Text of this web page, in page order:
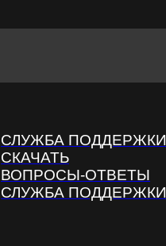
СЛУЖБА ПОДДЕРЖКИ
СКАЧАТЬ
ВОПРОСЫ-ОТВЕТЫ
СЛУЖБА ПОДДЕРЖКИ